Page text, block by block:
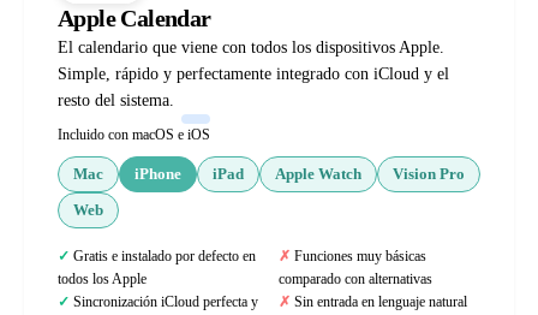
Apple Calendar
El calendario que viene con todos los dispositivos Apple.
Simple, rápido y perfectamente integrado con iCloud y el
resto del sistema.
Incluido con macOS e iOS
Mac iPhone iPad Apple Watch Vision Pro
Web
Gratis e instalado por defecto en
todos los Apple
Sincronización iCloud perfecta y
Funciones muy básicas
comparado con alternativas
Sin entrada en lenguaje natural